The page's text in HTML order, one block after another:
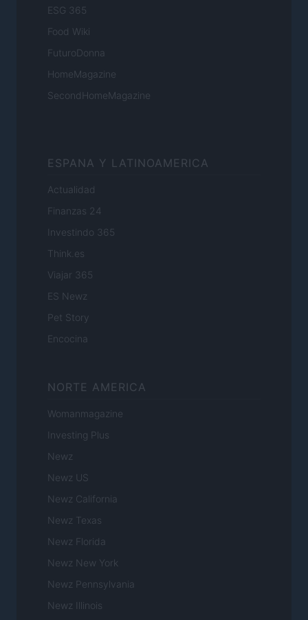
ESG 365
Food Wiki
FuturoDonna
HomeMagazine
SecondHomeMagazine
ESPANA Y LATINOAMERICA
Actualidad
Finanzas 24
Investindo 365
Think.es
Viajar 365
ES Newz
Pet Story
Encocina
NORTE AMERICA
Womanmagazine
Investing Plus
Newz
Newz US
Newz California
Newz Texas
Newz Florida
Newz New York
Newz Pennsylvania
Newz Illinois